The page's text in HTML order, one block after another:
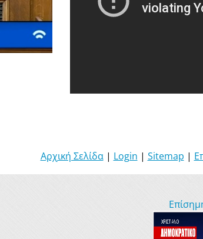
Αρχική Σελίδα| Login | Sitemap |